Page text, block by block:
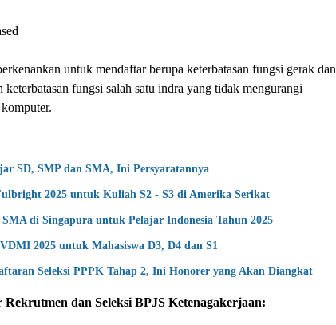
untuk mendaftar berupa keterbatasan fungsi gerak dan
fungsi salah satu indra yang tidak mengurangi
SD, SMP dan SMA, Ini Persyaratannya
2025 untuk Kuliah S2 - S3 di Amerika Serikat
SMA di Singapura untuk Pelajar Indonesia Tahun 2025
2025 untuk Mahasiswa D3, D4 dan S1
Seleksi PPPK Tahap 2, Ini Honorer yang Akan Diangkat
dan Seleksi BPJS Ketenagakerjaan: